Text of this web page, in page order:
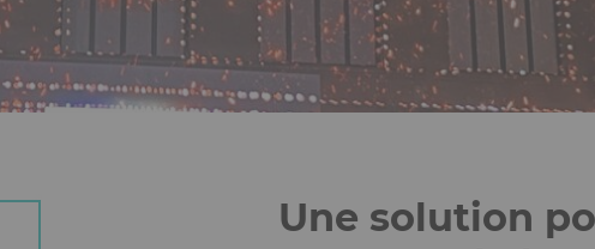
Une solution